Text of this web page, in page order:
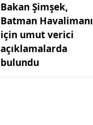
Bakan Şimşek,
Batman Havalimanı
için umut verici
açıklamalarda
bulundu